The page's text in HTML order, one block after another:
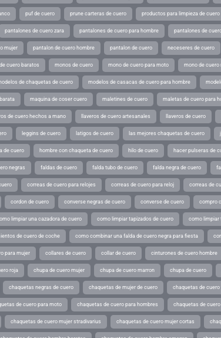
puf de cuero prune carteras de cuero productos para limpieza de cuero
pantalones de cuero zara pantalones de cuero para hombre pantalones de
mujer pantalon de cuero hombre pantalon de cuero neceseres de cuero
cuero baratos monos de cuero mono de cuero para moto mono de cuero
de chaquetas de cuero modelos de casacas de cuero para hombre
maquina de coser cuero maletines de cuero maletas de cuero para
de cuero hechos a mano llaveros de cuero artesanales llaveros de cuero
leggins de cuero latigos de cuero las mejores chaquetas de cuero
de cuero hombre con chaqueta de cuero hilo de cuero hacer pulseras de
negras faldas de cuero falda tubo de cuero falda negra de cuero
correas de cuero para relojes correas de cuero para reloj correas de
cordon de cuero converse negras de cuero converse de cuero compro
limpiar una cazadora de cuero como limpiar tapizados de cuero como limpiar
de cuero de coche como combinar una falda de cuero negra para fiesta
para mujer collares de cuero collar de cuero cinturones de cuero hombre
roja chupa de cuero mujer chupa de cuero marron chupa de cuero
chaquetas negras de cuero chaquetas de mujer de cuero chaquetas de cuero
de cuero para moto chaquetas de cuero para hombres chaquetas de
chaquetas de cuero mujer stradivarius chaquetas de cuero mujer cortas